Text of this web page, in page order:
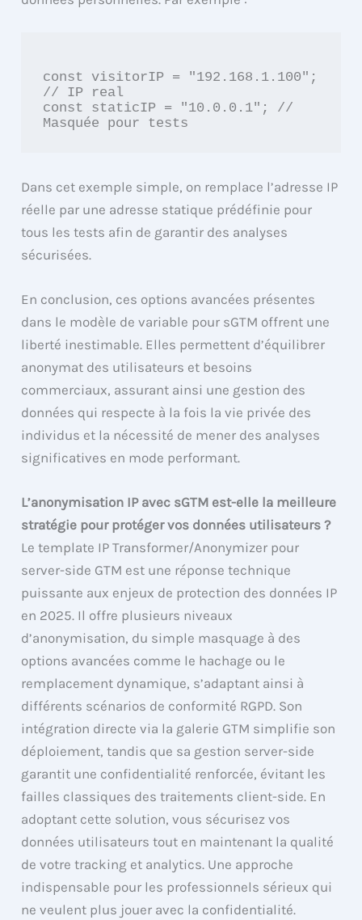
const visitorIP = "192.168.1.100";
// IP real
const staticIP = "10.0.0.1"; //
Dans cet exemple simple, on remplace l’adresse IP
réelle par une adresse statique prédéfinie pour
tous les tests afin de garantir des analyses
sécurisées.
En conclusion, ces options avancées présentes
dans le modèle de variable pour sGTM offrent une
liberté inestimable. Elles permettent d’équilibrer
anonymat des utilisateurs et besoins
commerciaux, assurant ainsi une gestion des
données qui respecte à la fois la vie privée des
individus et la nécessité de mener des analyses
significatives en mode performant.
L’anonymisation IP avec sGTM est-elle la meilleure
stratégie pour protéger vos données utilisateurs ?
Le template IP Transformer/Anonymizer pour
server-side GTM est une réponse technique
puissante aux enjeux de protection des données IP
en 2025. Il offre plusieurs niveaux
d’anonymisation, du simple masquage à des
options avancées comme le hachage ou le
remplacement dynamique, s’adaptant ainsi à
différents scénarios de conformité RGPD. Son
intégration directe via la galerie GTM simplifie son
déploiement, tandis que sa gestion server-side
garantit une confidentialité renforcée, évitant les
failles classiques des traitements client-side. En
adoptant cette solution, vous sécurisez vos
données utilisateurs tout en maintenant la qualité
de votre tracking et analytics. Une approche
indispensable pour les professionnels sérieux qui
ne veulent plus jouer avec la confidentialité.